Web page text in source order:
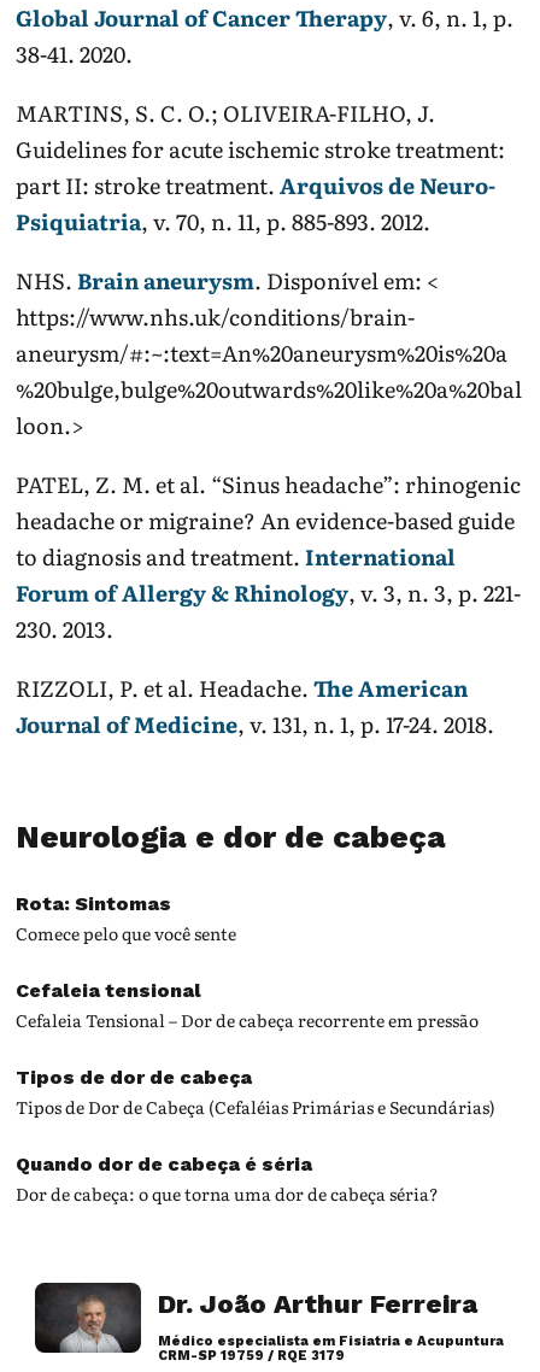
Global Journal of Cancer Therapy, v. 6, n. 1, p.
38-41. 2020.
MARTINS, S. C. O.; OLIVEIRA-FILHO, J.
Guidelines for acute ischemic stroke treatment:
part II: stroke treatment.Arquivos de Neuro-
Psiquiatria, v. 70, n. 11, p. 885-893. 2012.
NHS.Brain aneurysm. Disponível em: <
https://www.nhs.uk/conditions/brain-
aneurysm/#:~:text=An%20aneurysm%20is%20a
%20bulge,bulge%20outwards%20like%20a%20bal
loon.>
PATEL, Z. M. et al. “Sinus headache”: rhinogenic
headache or migraine? An evidence-based guide
to diagnosis and treatment.International
Forum of Allergy & Rhinology, v. 3, n. 3, p. 221-
230. 2013.
RIZZOLI, P. et al. Headache.The American
Journal of Medicine, v. 131, n. 1, p. 17-24. 2018.
Neurologia e dor de cabeça
Rota: Sintomas
Comece pelo que você sente
Cefaleia tensional
Cefaleia Tensional – Dor de cabeça recorrente em pressão
Tipos de dor de cabeça
Tipos de Dor de Cabeça (Cefaléias Primárias e Secundárias)
Quando dor de cabeça é séria
Dor de cabeça: o que torna uma dor de cabeça séria?
Dr. João Arthur Ferreira
Médico especialista em Fisiatria e Acupuntura
CRM-SP 19759 / RQE 3179